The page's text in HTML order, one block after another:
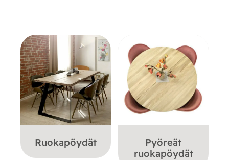
Ruokapöydät
Pyöreät
ruokapöydät